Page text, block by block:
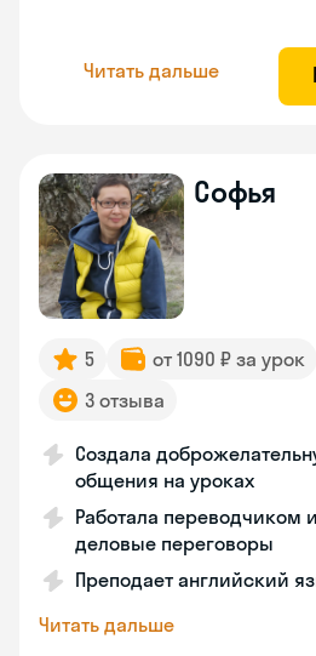
Читать дальше
Софья
5 от 1090 ₽ за урок
3 отзыва
Создала
общения на уроках
Работала переводчиком
деловые переговоры
Преподает английский
Читать дальше